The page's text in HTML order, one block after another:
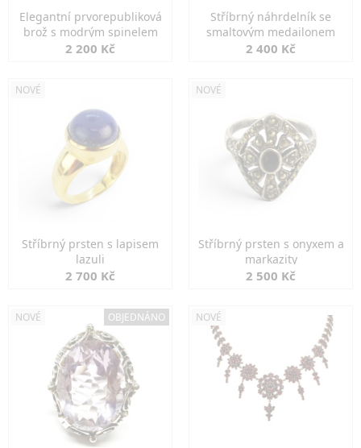
Elegantní prvorepubliková
brož s modrým spinelem
2 200 Kč
Stříbrný náhrdelník se
smaltovým medailonem
2 400 Kč
NOVÉ
Stříbrný prsten s lapisem
lazuli
2 700 Kč
NOVÉ
Stříbrný prsten s onyxem a
markazity
2 500 Kč
NOVÉ OBJEDNÁNO NOVÉ